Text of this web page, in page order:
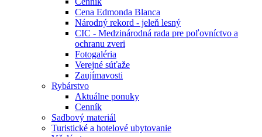
Cena Edmonda Blanca
Národný rekord - jeleň lesný
CIC - Medzinárodná rada pre poľovníctvo a
ochranu zveri
Fotogaléria
Verejné súťaže
Zaujímavosti
Rybárstvo
Aktuálne ponuky
Cenník
Sadbový materiál
Turistické a hotelové ubytovanie